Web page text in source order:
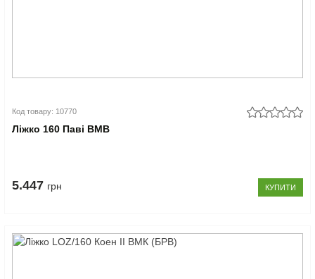
Код товару: 10770
Ліжко 160 Паві ВМВ
5.447 грн КУПИТИ